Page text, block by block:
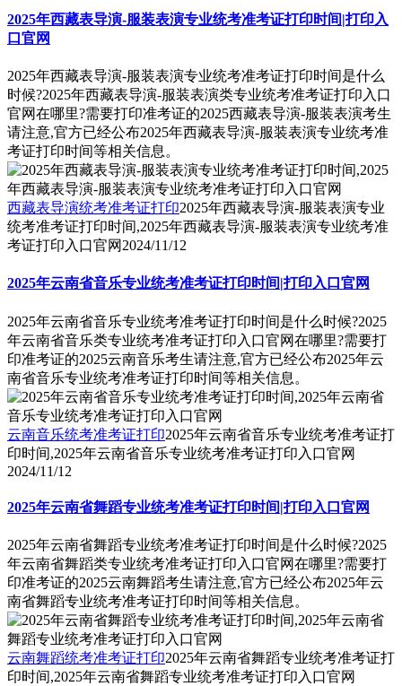
2025年西藏表导演-服装表演专业统考准考证打印时间|打印入
口官网
2025年西藏表导演-服装表演专业统考准考证打印时间是什么
时候?2025年西藏表导演-服装表演类专业统考准考证打印入口
官网在哪里?需要打印准考证的2025西藏表导演-服装表演考生
请注意,官方已经公布2025年西藏表导演-服装表演专业统考准
考证打印时间等相关信息。
西藏表导演统考准考证打印2025年西藏表导演-服装表演专业
统考准考证打印时间,2025年西藏表导演-服装表演专业统考准
考证打印入口官网 2024/11/12
2025年云南省音乐专业统考准考证打印时间|打印入口官网
2025年云南省音乐专业统考准考证打印时间是什么时候?2025
年云南省音乐类专业统考准考证打印入口官网在哪里?需要打
印准考证的2025云南音乐考生请注意,官方已经公布2025年云
南省音乐专业统考准考证打印时间等相关信息。
云南音乐统考准考证打印2025年云南省音乐专业统考准考证打
印时间,2025年云南省音乐专业统考准考证打印入口官网
2024/11/12
2025年云南省舞蹈专业统考准考证打印时间|打印入口官网
2025年云南省舞蹈专业统考准考证打印时间是什么时候?2025
年云南省舞蹈类专业统考准考证打印入口官网在哪里?需要打
印准考证的2025云南舞蹈考生请注意,官方已经公布2025年云
南省舞蹈专业统考准考证打印时间等相关信息。
云南舞蹈统考准考证打印2025年云南省舞蹈专业统考准考证打
印时间,2025年云南省舞蹈专业统考准考证打印入口官网